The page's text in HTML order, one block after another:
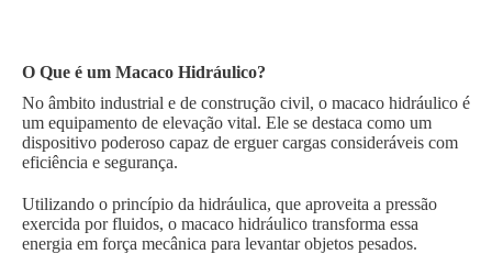
O Que é um Macaco Hidráulico?
No âmbito industrial e de construção civil, o macaco hidráulico é
um equipamento de elevação vital. Ele se destaca como um
dispositivo poderoso capaz de erguer cargas consideráveis com
eficiência e segurança.
Utilizando o princípio da hidráulica, que aproveita a pressão
exercida por fluidos, o macaco hidráulico transforma essa
energia em força mecânica para levantar objetos pesados.